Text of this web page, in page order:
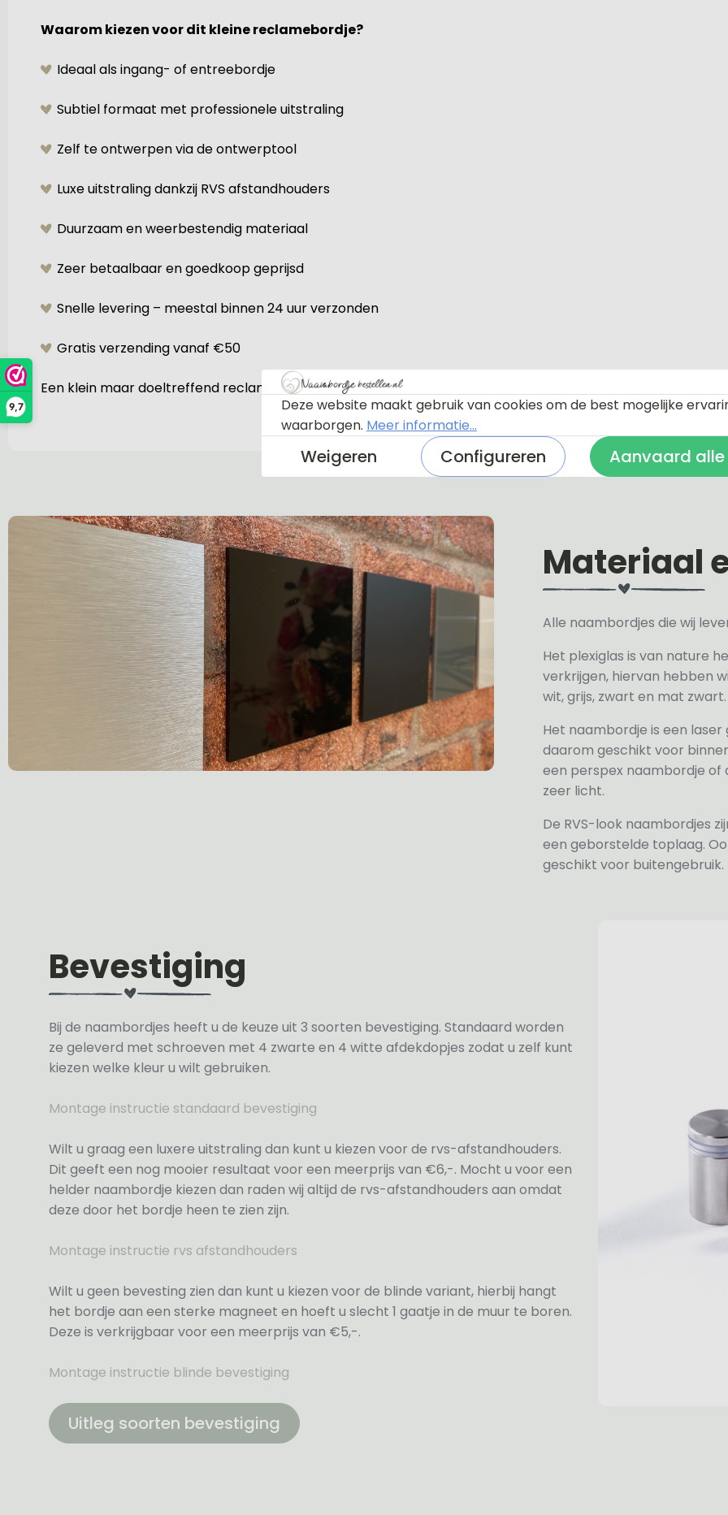
9,7
Waarom kiezen voor dit kleine reclamebordje?
Ideaal als ingang- of entreebordje
Subtiel formaat met professionele uitstraling
Zelf te ontwerpen via de ontwerptool
Luxe uitstraling dankzij RVS afstandhouders
Duurzaam en weerbestendig materiaal
Zeer betaalbaar en goedkoop geprijsd
Snelle levering – meestal binnen 24 uur verzonden
Gratis verzending vanaf €50
Een klein maar doeltreffend reclamebordje dat duidelijkheid en professionaliteit uitstraalt bij iedere entree.
Materiaal
Alle naambordjes die wij
Het plexiglas is van nature
verkrijgen, hiervan hebben
wit, grijs, zwart en mat zwart.
Het naambordje is een
daarom geschikt voor
een perspex naambordje
zeer licht.
De RVS-look naambordjes
een geborstelde toplaag.
geschikt voor buitengebruik.
Bevestiging
Bij de naambordjes heeft u de keuze uit 3 soorten bevestiging. Standaard worden
ze geleverd met schroeven met 4 zwarte en 4 witte afdekdopjes zodat u zelf kunt
kiezen welke kleur u wilt gebruiken.
Montage instructie standaard bevestiging
Wilt u graag een luxere uitstraling dan kunt u kiezen voor de rvs-afstandhouders.
Dit geeft een nog mooier resultaat voor een meerprijs van €6,-. Mocht u voor een
helder naambordje kiezen dan raden wij altijd de rvs-afstandhouders aan omdat
deze door het bordje heen te zien zijn.
Montage instructie rvs afstandhouders
Wilt u geen bevesting zien dan kunt u kiezen voor de blinde variant, hierbij hangt
het bordje aan een sterke magneet en hoeft u slecht 1 gaatje in de muur te boren.
Deze is verkrijgbaar voor een meerprijs van €5,-.
Montage instructie blinde bevestiging
Uitleg soorten bevestiging
Deze website maakt gebruik van cookies om de best mogelijke
waarborgen. Meer informatie...
Weigeren Configureren Aanvaard